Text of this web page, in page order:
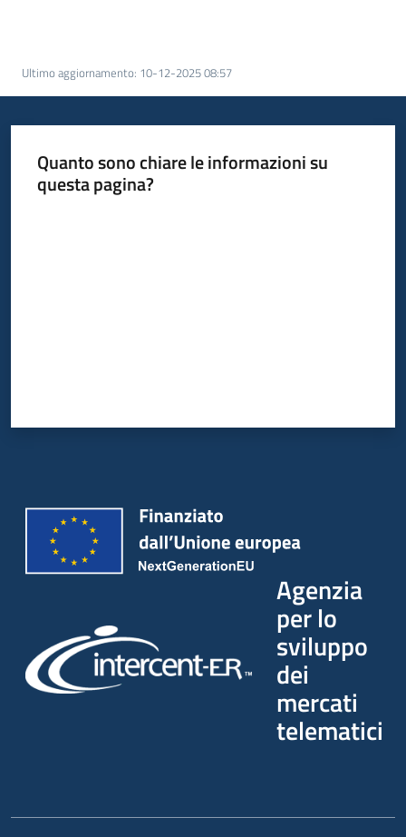
Piattaforme
telematiche
Ultimo aggiornamento: 10-12-2025 08:57
Quanto sono chiare le informazioni su
questa pagina?
Agenzia
per lo
sviluppo
dei
mercati
telematici